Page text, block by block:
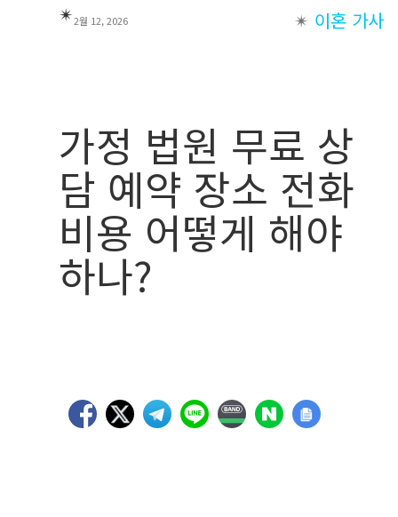
✴︎2월 12, 2026 ✴︎ 이혼 가사
가정 법원 무료 상
담 예약 장소 전화
비용 어떻게 해야
하나?